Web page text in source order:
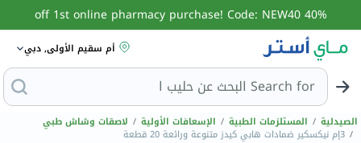
40% off 1st online pharmacy purchase! Code: NEW40
أم سقيم الأولى, دبي
Search for البحث عن حليب الأطفال
الصيدلية / المستلزمات الطبية / الإسعافات الأولية / لاصقات وشاش طبي
/ 3إم نيكسكير ضمادات هابي كيدز متنوعة ورائعة 20 قطعة